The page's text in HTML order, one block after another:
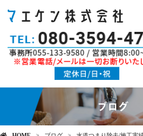
ブログ